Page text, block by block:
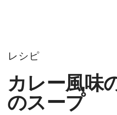
レシピ
カレー風味
のスープ